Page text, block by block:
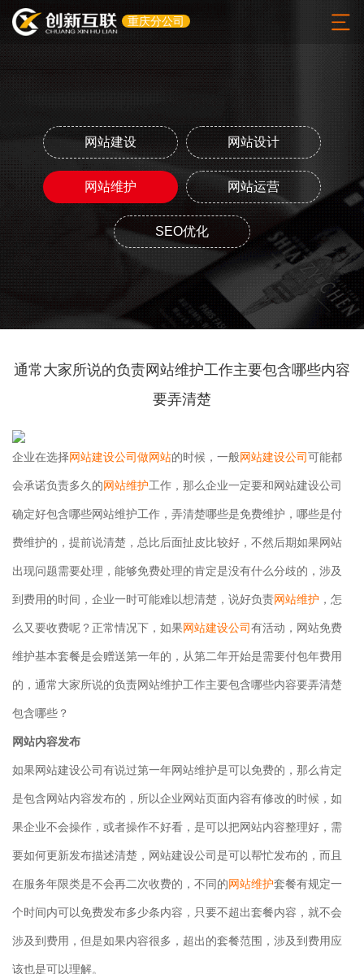
重庆分公司
网站建设 网站设计
网站维护 网站运营
SEO优化
通常大家所说的负责网站维护工作主要包含哪些内容
要弄清楚
企业在选择网站建设公司做网站的时候，一般网站建设公司可能都
会承诺负责多久的网站维护工作，那么企业一定要和网站建设公司
确定好包含哪些网站维护工作，弄清楚哪些是免费维护，哪些是付
费维护的，提前说清楚，总比后面扯皮比较好，不然后期如果网站
出现问题需要处理，能够免费处理的肯定是没有什么分歧的，涉及
到费用的时间，企业一时可能难以想清楚，说好负责网站维护 ，怎
么又要收费呢？正常情况下，如果网站建设公司有活动，网站免费
维护基本套餐是会赠送第一年的，从第二年开始是需要付包年费用
的，通常大家所说的负责网站维护工作主要包含哪些内容要弄清楚
包含哪些？
网站内容发布
如果网站建设公司有说过第一年网站维护是可以免费的，那么肯定
是包含网站内容发布的，所以企业网站页面内容有修改的时候，如
果企业不会操作，或者操作不好看，是可以把网站内容整理好，需
要如何更新发布描述清楚，网站建设公司是可以帮忙发布的，而且
在服务年限类是不会再二次收费的，不同的网站维护套餐有规定一
个时间内可以免费发布多少条内容，只要不超出套餐内容，就不会
涉及到费用，但是如果内容很多，超出的套餐范围，涉及到费用应
该也是可以理解。